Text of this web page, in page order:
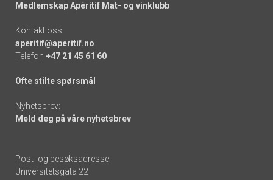
Medlemskap Apéritif Mat- og vinklubb
Kontakt oss:
aperitif@aperitif.no
Telefon +47 21 45 61 60
Ofte stilte spørsmål
Nyhetsbrev:
Meld deg på våre nyhetsbrev
Post- og besøksadresse:
Universitetsgata 22